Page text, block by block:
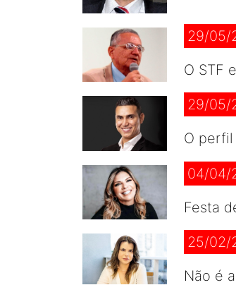
29/05/
O STF
29/05/
O
04/04/
Festa
25/02/
Não é